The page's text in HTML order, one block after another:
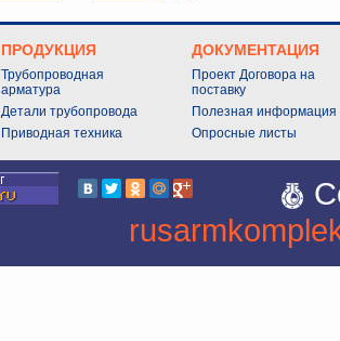
ПРОДУКЦИЯ
Трубопроводная
арматура
Детали трубопровода
Приводная техника
ДОКУМЕНТАЦИЯ
Проект Договора на
поставку
Полезная информация
Опросные листы